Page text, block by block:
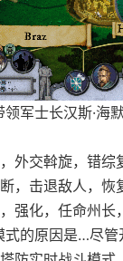
军士长汉斯·海
外交斡旋，错综
，击退敌人，恢
强化，任命州长
的原因是…尽管